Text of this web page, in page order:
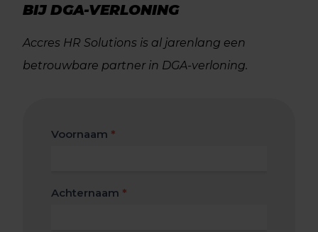
BIJ DGA-VERLONING
Accres HR Solutions is al jarenlang een
betrouwbare partner in DGA-verloning.
Contact
Voornaam *
Achternaam *